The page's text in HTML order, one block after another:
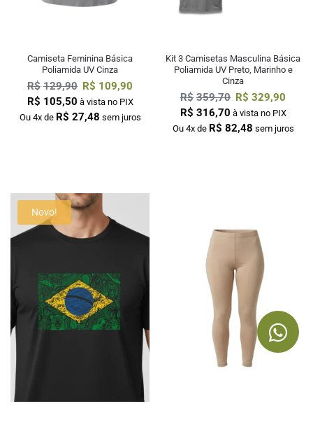
Camiseta Feminina Básica
Poliamida UV Cinza
R$ 129,90 R$ 109,90
R$ 105,50 à vista no PIX
Ou 4x de R$ 27,48 sem juros
Kit 3 Camisetas Masculina Básica
Poliamida UV Preto, Marinho e
Cinza
R$ 359,70 R$ 329,90
R$ 316,70 à vista no PIX
Ou 4x de R$ 82,48 sem juros
Novo!